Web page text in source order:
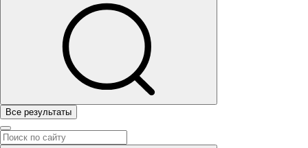
Все результаты